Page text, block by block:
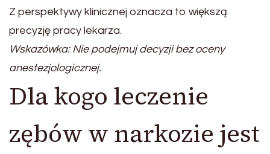
Z perspektywy klinicznej oznacza to większą
precyzję pracy lekarza.
Wskazówka: Nie podejmuj decyzji bez oceny
anestezjologicznej.
Dla kogo leczenie
zębów w narkozie jest